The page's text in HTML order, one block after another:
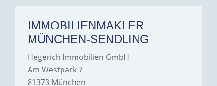
IMMOBILIENMAKLER
MÜNCHEN-SENDLING
Hegerich Immobilien GmbH
Am Westpark 7
81373 München